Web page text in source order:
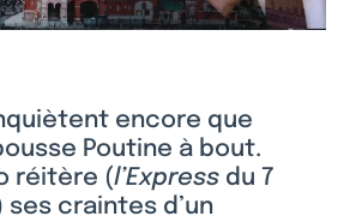
encore que
Poutine à bout.
réitère (l’Express du 7
craintes d’un